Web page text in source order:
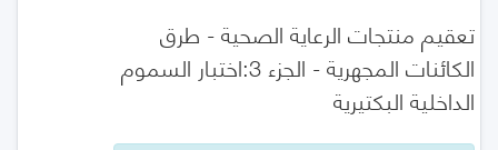
تعقيم منتجات الرعاية الصحية - طرق
الكائنات المجهرية - الجزء 3:اختبار السموم
الداخلية البكتيرية